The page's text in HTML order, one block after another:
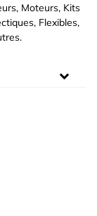
Moteurs, Kits
Flexibles,